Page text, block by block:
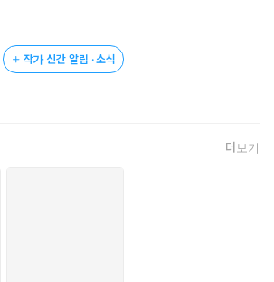
작가 신간 알림 · 소식
더보기